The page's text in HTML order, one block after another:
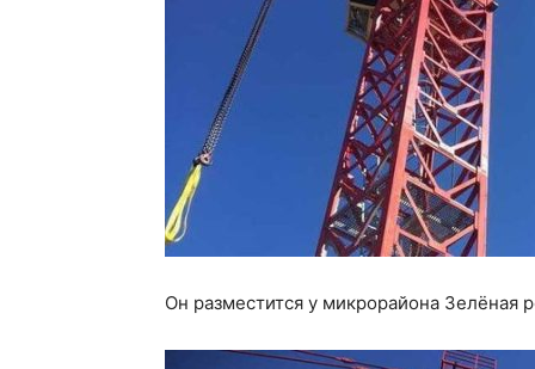
Он разместится у микрорайона Зелёная